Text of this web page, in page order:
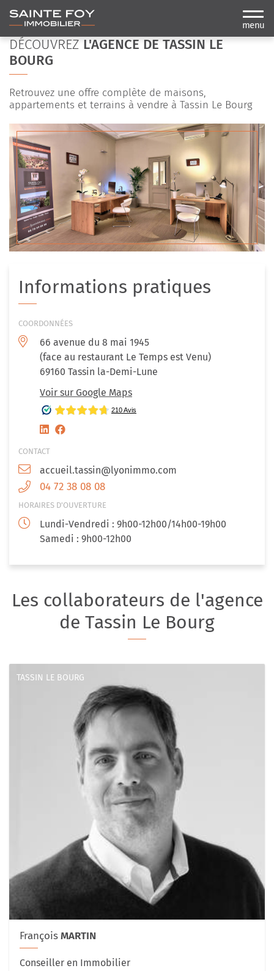
menu
DÉCOUVREZ L'AGENCE DE TASSIN LE
BOURG
Retrouvez une offre complète de maisons,
appartements et terrains à vendre à Tassin Le Bourg
Informations pratiques
COORDONNÉES
66 avenue du 8 mai 1945
(face au restaurant Le Temps est Venu)
69160 Tassin la-Demi-Lune
Voir sur Google Maps
CONTACT
accueil.tassin@lyonimmo.com
04 72 38 08 08
HORAIRES D'OUVERTURE
Lundi-Vendredi : 9h00-12h00/14h00-19h00
Samedi : 9h00-12h00
Les collaborateurs de l'agence
de Tassin Le Bourg
TASSIN LE BOURG
FrançoisMARTIN
Conseiller en Immobilier